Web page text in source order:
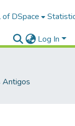
DSpace
Log In
Antigos